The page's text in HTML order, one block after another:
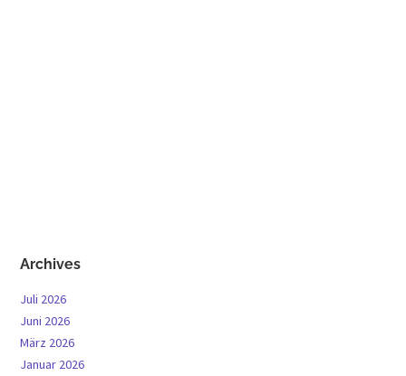
Archives
Juli 2026
Juni 2026
März 2026
Januar 2026